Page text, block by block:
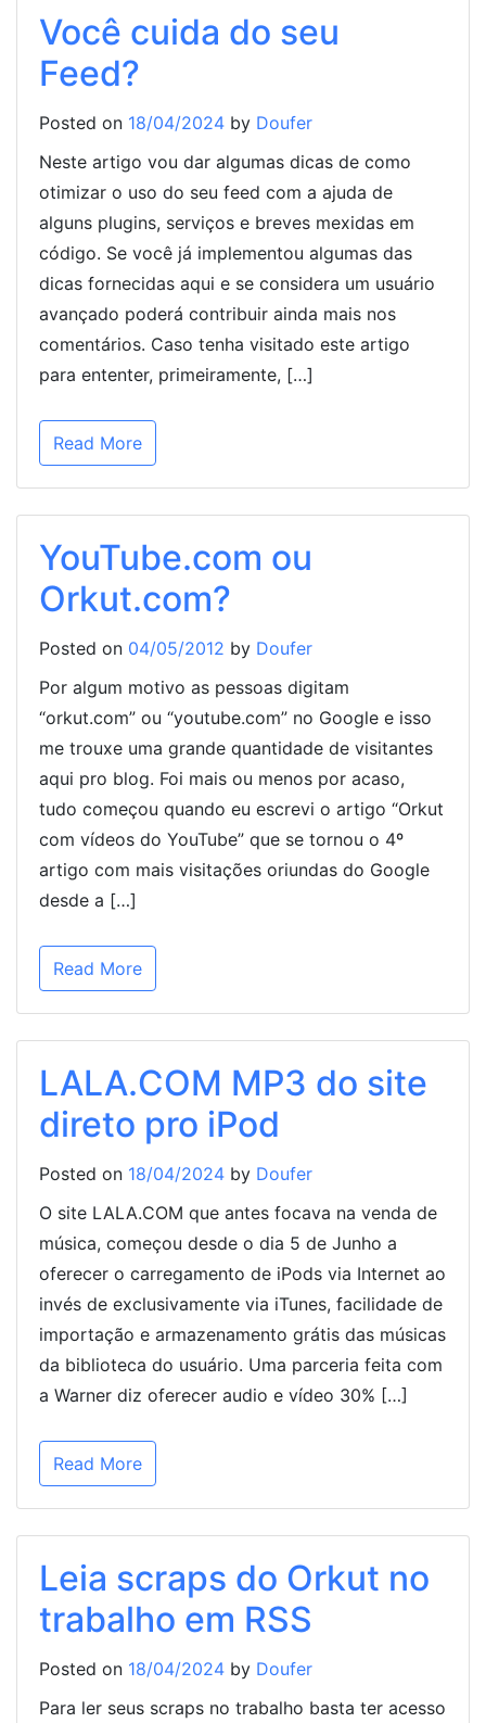
Você cuida do seu
Feed?
Posted on 18/04/2024 by Doufer
Neste artigo vou dar algumas dicas de como
otimizar o uso do seu feed com a ajuda de
alguns plugins, serviços e breves mexidas em
código. Se você já implementou algumas das
dicas fornecidas aqui e se considera um usuário
avançado poderá contribuir ainda mais nos
comentários. Caso tenha visitado este artigo
para ententer, primeiramente, […]
Read More
YouTube.com ou
Orkut.com?
Posted on 04/05/2012 by Doufer
Por algum motivo as pessoas digitam
“orkut.com” ou “youtube.com” no Google e isso
me trouxe uma grande quantidade de visitantes
aqui pro blog. Foi mais ou menos por acaso,
tudo começou quando eu escrevi o artigo “Orkut
com vídeos do YouTube” que se tornou o 4º
artigo com mais visitações oriundas do Google
desde a […]
Read More
LALA.COM MP3 do site
direto pro iPod
Posted on 18/04/2024 by Doufer
O site LALA.COM que antes focava na venda de
música, começou desde o dia 5 de Junho a
oferecer o carregamento de iPods via Internet ao
invés de exclusivamente via iTunes, facilidade de
importação e armazenamento grátis das músicas
da biblioteca do usuário. Uma parceria feita com
a Warner diz oferecer audio e vídeo 30% […]
Read More
Leia scraps do Orkut no
trabalho em RSS
Posted on 18/04/2024 by Doufer
Para ler seus scraps no trabalho basta ter acesso